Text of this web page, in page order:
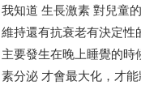
我知道 生長激素 對兒童
維持還有抗衰老有決定性
主要發生在晚上睡覺的時
素分泌 才會最大化，才